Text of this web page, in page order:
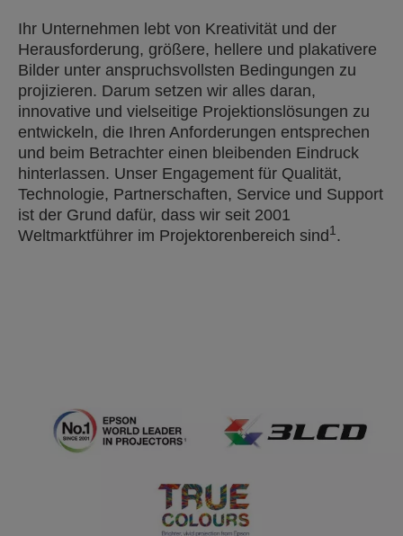
Ihr Unternehmen lebt von Kreativität und der
Herausforderung, größere, hellere und plakativere
Bilder unter anspruchsvollsten Bedingungen zu
projizieren. Darum setzen wir alles daran,
innovative und vielseitige Projektionslösungen zu
entwickeln, die Ihren Anforderungen entsprechen
und beim Betrachter einen bleibenden Eindruck
hinterlassen. Unser Engagement für Qualität,
Technologie, Partnerschaften, Service und Support
ist der Grund dafür, dass wir seit 2001
Weltmarktführer im Projektorenbereich sind 1.